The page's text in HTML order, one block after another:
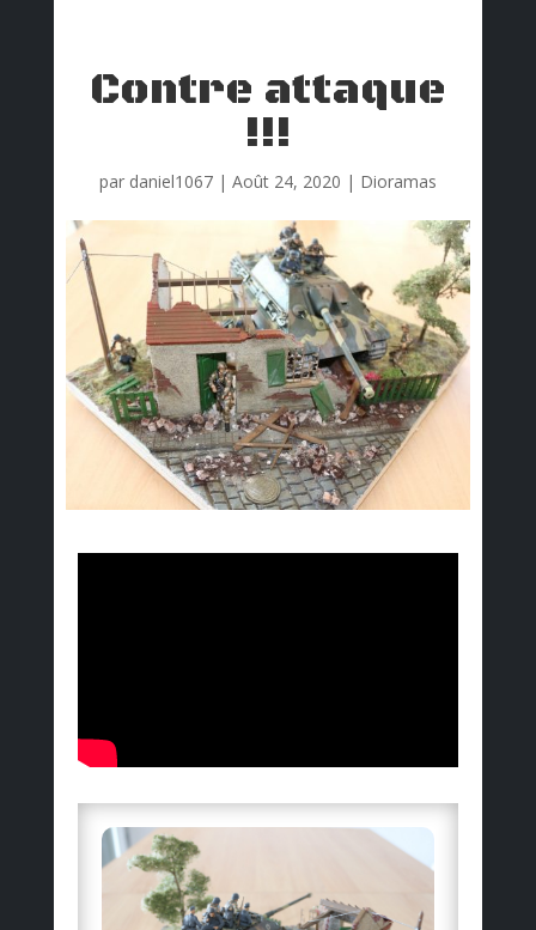
Contre attaque
!!!
par daniel1067| Août 24, 2020 | Dioramas